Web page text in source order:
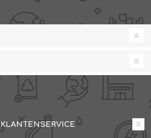
KLANTENSERVICE